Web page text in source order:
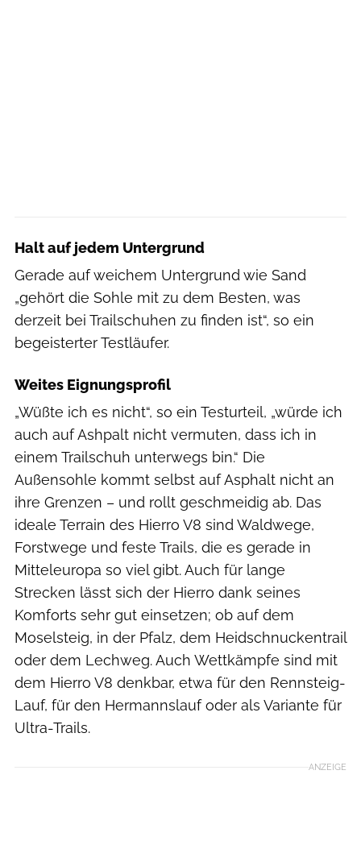
Halt auf jedem Untergrund
Gerade auf weichem Untergrund wie Sand
„gehört die Sohle mit zu dem Besten, was
derzeit bei Trailschuhen zu finden ist“, so ein
begeisterter Testläufer.
Weites Eignungsprofil
„Wüßte ich es nicht“, so ein Testurteil, „würde ich
auch auf Ashpalt nicht vermuten, dass ich in
einem Trailschuh unterwegs bin.“ Die
Außensohle kommt selbst auf Asphalt nicht an
ihre Grenzen – und rollt geschmeidig ab. Das
ideale Terrain des Hierro V8 sind Waldwege,
Forstwege und feste Trails, die es gerade in
Mitteleuropa so viel gibt. Auch für lange
Strecken lässt sich der Hierro dank seines
Komforts sehr gut einsetzen; ob auf dem
Moselsteig, in der Pfalz, dem Heidschnuckentrail
oder dem Lechweg. Auch Wettkämpfe sind mit
dem Hierro V8 denkbar, etwa für den Rennsteig-
Lauf, für den Hermannslauf oder als Variante für
Ultra-Trails.
ANZEIGE